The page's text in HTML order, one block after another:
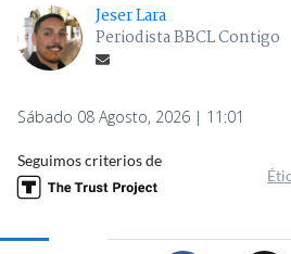
Jeser Lara
Periodista BBCL Contigo
Sábado 08 Agosto, 2026 | 11:01
Seguimos criterios de